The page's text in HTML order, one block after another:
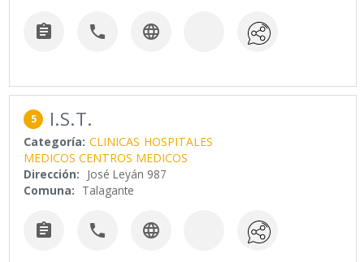
  
5 I.S.T.
Categoría: CLINICAS HOSPITALES
MEDICOS CENTROS MEDICOS
Dirección: José Leyán 987
Comuna: Talagante
  